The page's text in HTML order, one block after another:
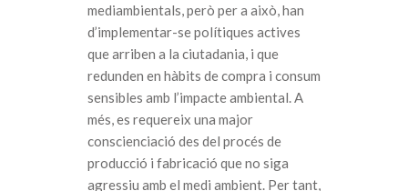
mediambientals, però per a això, han
d’implementar-se polítiques actives
que arriben a la ciutadania, i que
redunden en hàbits de compra i consum
sensibles amb l’impacte ambiental. A
més, es requereix una major
conscienciació des del procés de
producció i fabricació que no siga
agressiu amb el medi ambient. Per tant,